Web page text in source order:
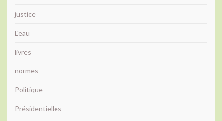
justice
L'eau
livres
normes
Politique
Présidentielles